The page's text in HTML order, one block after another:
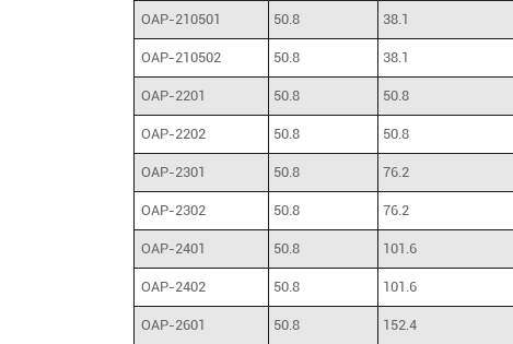
OAP-210501 50.8 38.1
OAP-210502 50.8 38.1
OAP-2201 50.8 50.8
OAP-2202 50.8 50.8
OAP-2301 50.8 76.2
OAP-2302 50.8 76.2
OAP-2401 50.8 101.6
OAP-2402 50.8 101.6
OAP-2601 50.8 152.4